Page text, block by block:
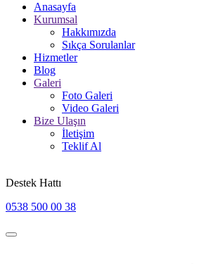
Anasayfa
Kurumsal
Hakkımızda
Sıkça Sorulanlar
Hizmetler
Blog
Galeri
Foto Galeri
Video Galeri
Bize Ulaşın
İletişim
Teklif Al
Destek Hattı
0538 500 00 38